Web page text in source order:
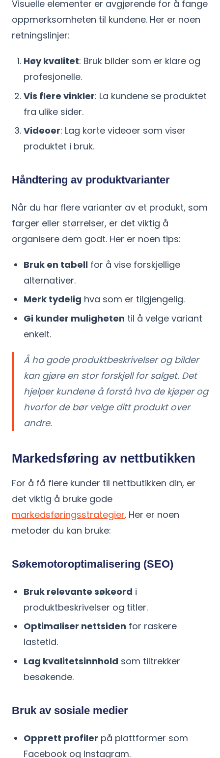
Visuelle elementer er avgjørende for å fange
oppmerksomheten til kundene. Her er noen
retningslinjer:
Høy kvalitet: Bruk bilder som er klare og
profesjonelle.
Vis flere vinkler: La kundene se produktet
fra ulike sider.
Videoer: Lag korte videoer som viser
produktet i bruk.
Håndtering av produktvarianter
Når du har flere varianter av et produkt, som
farger eller størrelser, er det viktig å
organisere dem godt. Her er noen tips:
Bruk en tabell for å vise forskjellige
alternativer.
Merk tydelig hva som er tilgjengelig.
Gi kunder muligheten til å velge variant
enkelt.
Å ha gode produktbeskrivelser og bilder
kan gjøre en stor forskjell for salget. Det
hjelper kundene å forstå hva de kjøper og
hvorfor de bør velge ditt produkt over
andre.
Markedsføring av nettbutikken
For å få flere kunder til nettbutikken din, er
det viktig å bruke gode
markedsføringsstrategier. Her er noen
metoder du kan bruke:
Søkemotoroptimalisering (SEO)
Bruk relevante søkeord i
produktbeskrivelser og titler.
Optimaliser nettsiden for raskere
lastetid.
Lag kvalitetsinnhold som tiltrekker
besøkende.
Bruk av sosiale medier
Opprett profiler på plattformer som
Facebook og Instagram.